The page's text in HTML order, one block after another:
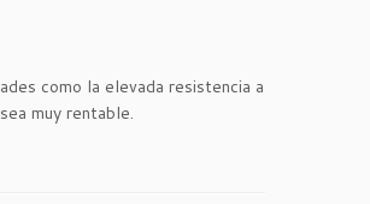
como la elevada resistencia a
muy rentable.